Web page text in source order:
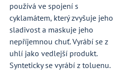
používá ve spojení s
cyklamátem, který zvyšuje jeho
sladivost a maskuje jeho
nepříjemnou chuť. Vyrábí se z
uhlí jako vedlejší produkt.
Synteticky se vyrábí z toluenu.